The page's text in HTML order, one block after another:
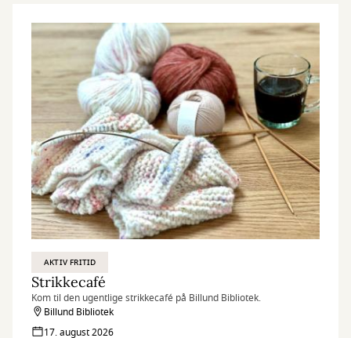
AKTIV FRITID
Strikkecafé
Kom til den ugentlige strikkecafé på Billund Bibliotek.
Billund Bibliotek
17. august 2026